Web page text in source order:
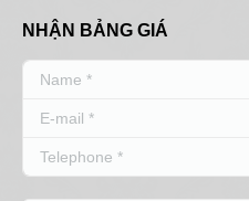
NHẬN BẢNG GIÁ
Name *
E-mail *
Telephone *